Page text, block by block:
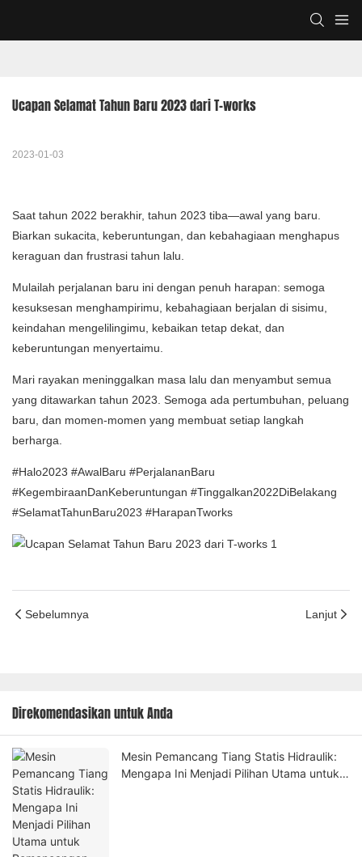
Ucapan Selamat Tahun Baru 2023 dari T-works
2023-01-03
Saat tahun 2022 berakhir, tahun 2023 tiba—awal yang baru.
Biarkan sukacita, keberuntungan, dan kebahagiaan menghapus
keraguan dan frustrasi tahun lalu.
Mulailah perjalanan baru ini dengan penuh harapan: semoga
kesuksesan menghampirimu, kebahagiaan berjalan di sisimu,
keindahan mengelilingimu, kebaikan tetap dekat, dan
keberuntungan menyertaimu.
Mari rayakan meninggalkan masa lalu dan menyambut semua
yang ditawarkan tahun 2023. Semoga ada pertumbuhan, peluang
baru, dan momen-momen yang membuat setiap langkah
berharga.
#Halo2023 #AwalBaru #PerjalananBaru
#KegembiraanDanKeberuntungan #Tinggalkan2022DiBelakang
#SelamatTahunBaru2023 #HarapanTworks
Sebelumnya Lanjut
Direkomendasikan untuk Anda
Mesin Pemancang Tiang Statis Hidraulik:
Mengapa Ini Menjadi Pilihan Utama untuk